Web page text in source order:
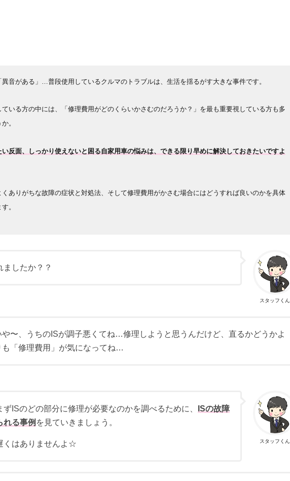
異音がある」…普段使用しているクルマのトラブルは、生活を揺るがす大きな事件です。
ている方の中には、「修理費用がどのくらいかさむのだろうか？」を最も重要視している方も多
。
反面、しっかり使えないと困る自家用車の悩みは、できる限り早めに解決しておきたいですよ
ありがちな故障の症状と対処法、そして修理費用がかさむ場合にはどうすれば良いのかを具体
。
スタッフくん
ましたか？？
や〜、うちのISが調子悪くてね…修理しようと思うんだけど、直るかどうかよ
も「修理費用」が気になってね…
スタッフくん
ISのどの部分に修理が必要なのかを調べるために、
ISの故障
れる事例 を見ていきましょう。
くはありませんよ☆